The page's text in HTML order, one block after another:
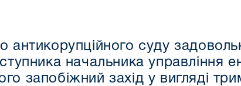
антикорупційного суду
начальника управління
запобіжний захід у вигляді